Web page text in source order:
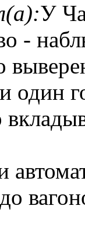
У
-
один